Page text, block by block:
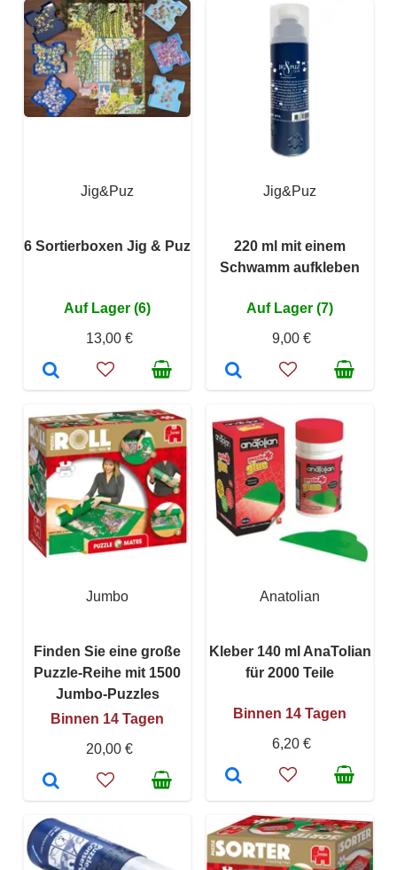
Jig&Puz
6 Sortierboxen Jig & Puz
Auf Lager (6)
13,00 €
Jig&Puz
220 ml mit einem
Schwamm aufkleben
Auf Lager (7)
9,00 €
Jumbo
Finden Sie eine große
Puzzle-Reihe mit 1500
Jumbo-Puzzles
Binnen 14 Tagen
20,00 €
Anatolian
Kleber 140 ml AnaTolian
für 2000 Teile
Binnen 14 Tagen
6,20 €